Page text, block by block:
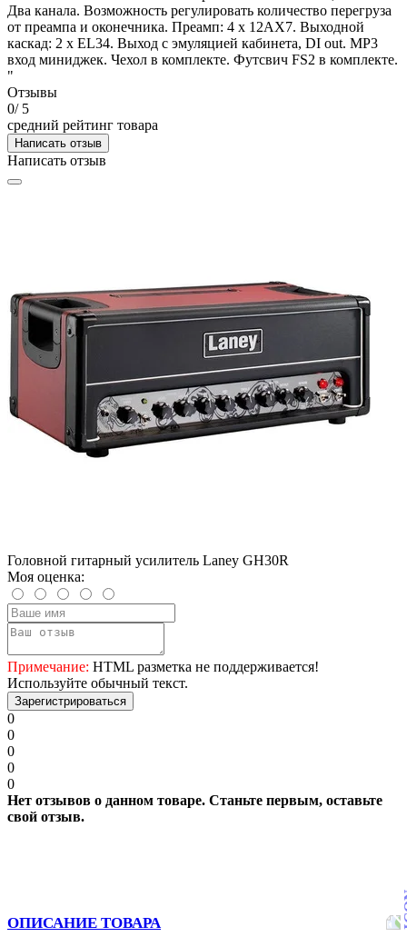
Два канала. Возможность регулировать количество перегруза
от преампа и оконечника. Преамп: 4 x 12AX7. Выходной
каскад: 2 x EL34. Выход с эмуляцией кабинета, DI out. МР3
вход миниджек. Чехол в комплекте. Футсвич FS2 в комплекте.
"
Отзывы
0/ 5
средний рейтинг товара
Написать отзыв
Написать отзыв
Головной гитарный усилитель Laney GH30R
Моя оценка:
Примечание: HTML разметка не поддерживается!
Используйте обычный текст.
Зарегистрироваться
0
0
0
0
0
Нет отзывов о данном товаре. Станьте первым, оставьте
свой отзыв.
ОПИСАНИЕ ТОВАРА